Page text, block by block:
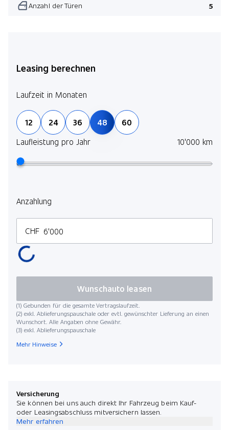
Anzahl der Türen 5
Leasing berechnen
Laufzeit in Monaten
12 24 36 48
60
Laufleistung pro Jahr
10'000 km
Anzahlung
CHF
(1) Gebunden für die gesamte Vertragslaufzeit.
(2) exkl. Ablieferungspauschale oder evtl. gewünschter Lieferung an einen
Wunschort. Alle Angaben ohne Gewähr.
(3) exkl. Ablieferungspauschale
Wunschauto leasen
Mehr Hinweise
Versicherung
Sie können bei uns auch direkt Ihr Fahrzeug beim Kauf-
oder Leasingsabschluss mitversichern lassen.
Mehr erfahren